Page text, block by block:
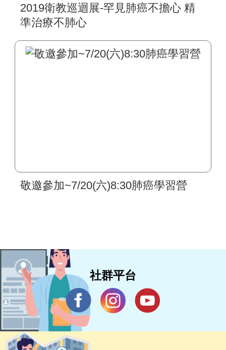
2019衛教巡迴展-罕見肺癌不擔心 精
準治療不肺心
敬邀參加~7/20(六)8:30肺癌學習營
社群平台